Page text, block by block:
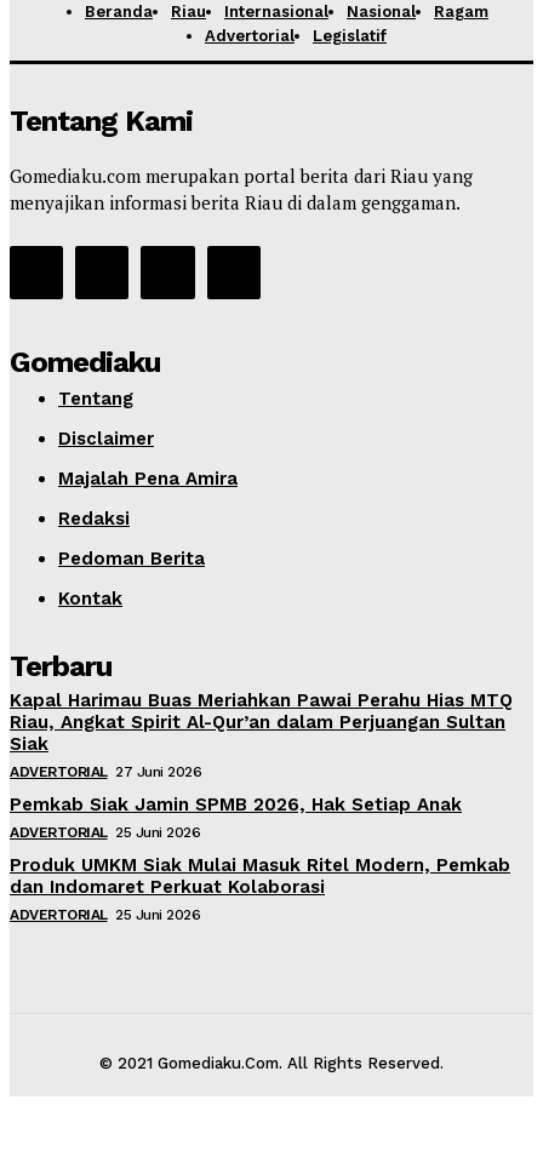
Beranda Riau Internasional Nasional
Ragam
Advertorial
Legislatif
Tentang Kami
Gomediaku.com merupakan portal berita dari Riau yang
menyajikan informasi berita Riau di dalam genggaman.
Gomediaku
Tentang
Disclaimer
Majalah Pena Amira
Redaksi
Pedoman Berita
Kontak
Terbaru
Kapal Harimau Buas Meriahkan Pawai Perahu Hias MTQ
Riau, Angkat Spirit Al-Qur’an dalam Perjuangan Sultan
Siak
ADVERTORIAL 27 Juni 2026
Pemkab Siak Jamin SPMB 2026, Hak Setiap Anak
ADVERTORIAL 25 Juni 2026
Produk UMKM Siak Mulai Masuk Ritel Modern, Pemkab
dan Indomaret Perkuat Kolaborasi
ADVERTORIAL 25 Juni 2026
© 2021 Gomediaku.Com. All Rights Reserved.